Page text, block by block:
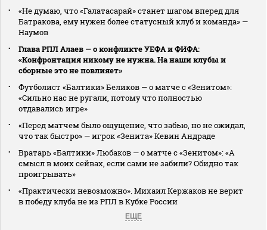
«Не думаю, что «Галатасарай» станет шагом вперед для
Батракова, ему нужен более статусный клуб и команда» —
Наумов
Глава РПЛ Алаев — о конфликте УЕФА и ФИФА:
«Конфронтация никому не нужна. На наши клубы и
сборные это не повлияет»
Футболист «Балтики» Беликов — о матче с «Зенитом»:
«Сильно нас не ругали, потому что полностью
отдавались игре»
«Перед матчем было ощущение, что забью, но не ожидал,
что так быстро» — игрок «Зенита» Кевин Андраде
Вратарь «Балтики» Любаков — о матче с «Зенитом»: «А
смысл в моих сейвах, если сами не забили? Обидно так
проигрывать»
«Практически невозможно». Михаил Кержаков не верит
в победу клуба не из РПЛ в Кубке России
ЕЩЕ